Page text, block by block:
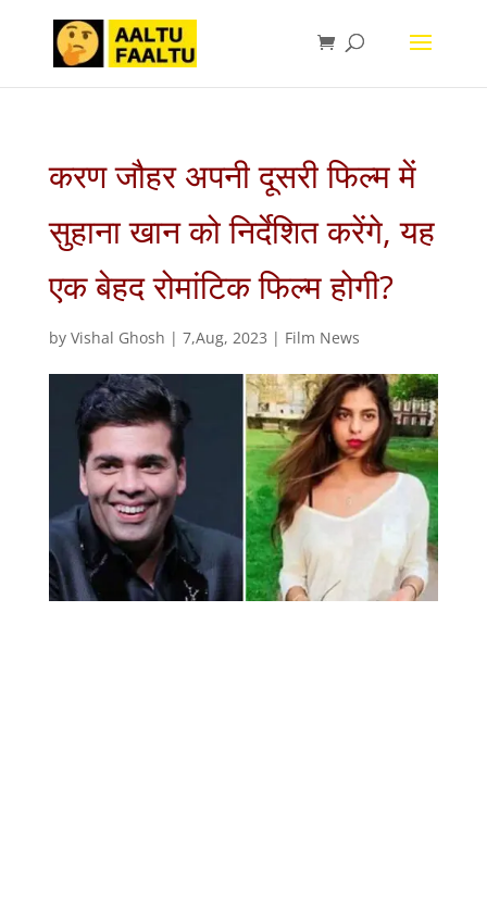
करण जौहर अपनी दूसरी फिल्म में
सुहाना खान को निर्देशित करेंगे, यह
एक बेहद रोमांटिक फिल्म होगी?
by Vishal Ghosh | 7,Aug, 2023 | Film News